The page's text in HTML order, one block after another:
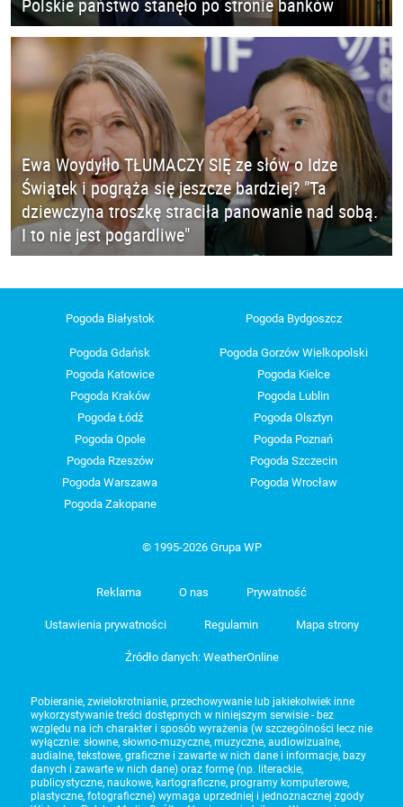
Polskie państwo stanęło po stronie banków
Ewa Woydyłło TŁUMACZY SIĘ ze słów o Idze
Świątek i pogrąża się jeszcze bardziej? "Ta
dziewczyna troszkę straciła panowanie nad sobą.
I to nie jest pogardliwe"
Pogoda Białystok Pogoda Bydgoszcz
Pogoda Gdańsk
Pogoda Gorzów Wielkopolski
Pogoda Katowice
Pogoda Kielce
Pogoda Kraków
Pogoda Lublin
Pogoda Łódź
Pogoda Olsztyn
Pogoda Opole
Pogoda Poznań
Pogoda Rzeszów
Pogoda Szczecin
Pogoda Warszawa
Pogoda Wrocław
Pogoda Zakopane
© 1995-2026 Grupa WP
Reklama O nas Prywatność
Ustawienia prywatności Regulamin Mapa strony
Źródło danych: WeatherOnline
Pobieranie, zwielokrotnianie, przechowywanie lub jakiekolwiek inne
wykorzystywanie treści dostępnych w niniejszym serwisie - bez
względu na ich charakter i sposób wyrażenia (w szczególności lecz nie
wyłącznie: słowne, słowno-muzyczne, muzyczne, audiowizualne,
audialne, tekstowe, graficzne i zawarte w nich dane i informacje, bazy
danych i zawarte w nich dane) oraz formę (np. literackie,
publicystyczne, naukowe, kartograficzne, programy komputerowe,
plastyczne, fotograficzne) wymaga uprzedniej i jednoznacznej zgody